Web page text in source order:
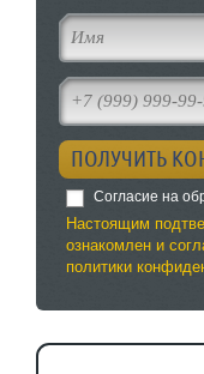
Согласие на
Настоящим
ознакомлен и
политики